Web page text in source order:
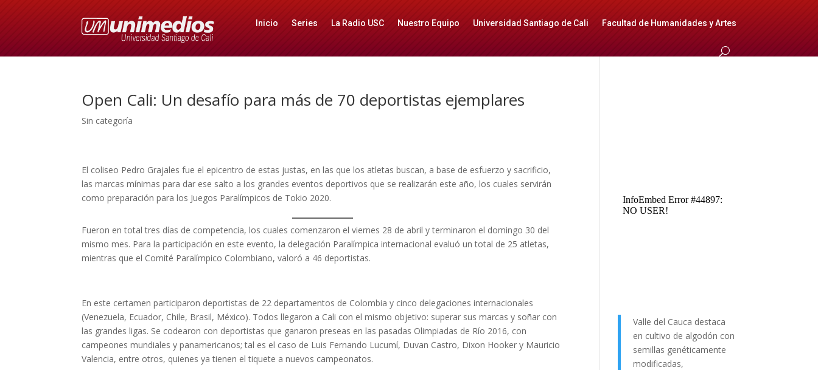
Inicio Series La Radio USC Nuestro Equipo Universidad Santiago de Cali Facultad de Humanidades y Artes
Open Cali: Un desafío para más de 70 deportistas ejemplares
Sin categoría
El coliseo Pedro Grajales fue el epicentro de estas justas, en las que los atletas buscan, a base de esfuerzo y sacrificio,
las marcas mínimas para dar ese salto a los grandes eventos deportivos que se realizarán este año, los cuales servirán
como preparación para los Juegos Paralímpicos de Tokio 2020.
Fueron en total tres días de competencia, los cuales comenzaron el viernes 28 de abril y terminaron el domingo 30 del
mismo mes. Para la participación en este evento, la delegación Paralímpica internacional evaluó un total de 25 atletas,
mientras que el Comité Paralímpico Colombiano, valoró a 46 deportistas.
En este certamen participaron deportistas de 22 departamentos de Colombia y cinco delegaciones internacionales
(Venezuela, Ecuador, Chile, Brasil, México). Todos llegaron a Cali con el mismo objetivo: superar sus marcas y soñar con
las grandes ligas. Se codearon con deportistas que ganaron preseas en las pasadas Olimpiadas de Río 2016, con
campeones mundiales y panamericanos; tal es el caso de Luis Fernando Lucumí, Duvan Castro, Dixon Hooker y Mauricio
Valencia, entre otros, quienes ya tienen el tiquete a nuevos campeonatos.
Valle del Cauca destaca
en cultivo de algodón con
semillas genéticamente
modificadas,